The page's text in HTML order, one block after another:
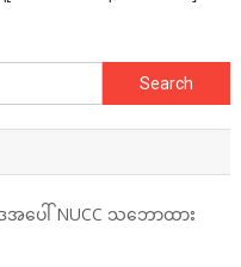
Search
for:
အပေါ် NUCC သဘောထား